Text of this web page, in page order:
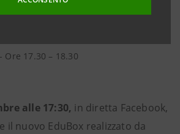
Ore 17.30 – 18.30
alle 17:30, in diretta Facebook,
il nuovo EduBox realizzato da